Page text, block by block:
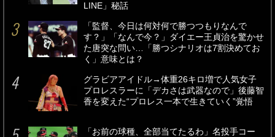
LINE」秘話
「監督、今日は何対何で勝つつもりなんで
す？」「なんで今？」ダイエー王貞治を驚かせ
た唐突な問い…「勝つシナリオは7割決めてお
く」意味とは？
グラビアアイドル→体重26キロ増で人気女子
プロレスラーに「デカさは武器なので」後藤智
香を変えた“プロレス一本で生きていく”覚悟
「お前の球種、全部当てたるわ」名投手コー